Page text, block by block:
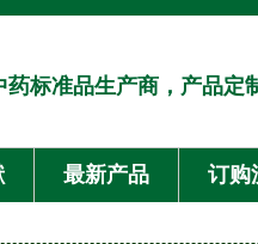
药标准品生产商，产品定
最新产品 订购